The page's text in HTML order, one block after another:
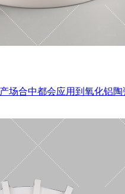
合中都会应用到氧化铝陶